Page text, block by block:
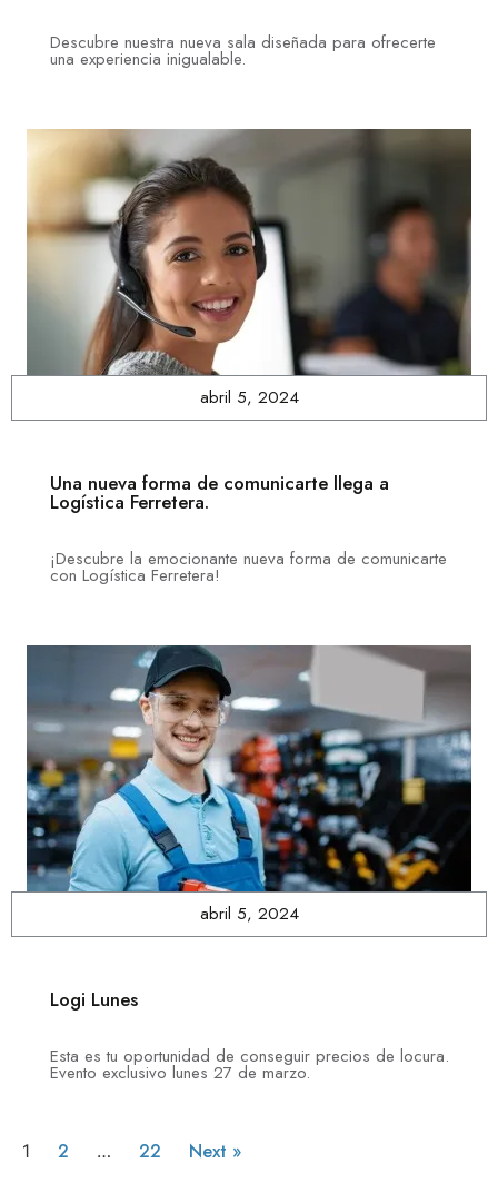
Descubre nuestra nueva sala diseñada para ofrecerte
una experiencia inigualable.
abril 5, 2024
Una nueva forma de comunicarte llega a
Logística Ferretera.
¡Descubre la emocionante nueva forma de comunicarte
con Logística Ferretera!
abril 5, 2024
Logi Lunes
Esta es tu oportunidad de conseguir precios de locura.
Evento exclusivo lunes 27 de marzo.
1 2 … 22 Next »